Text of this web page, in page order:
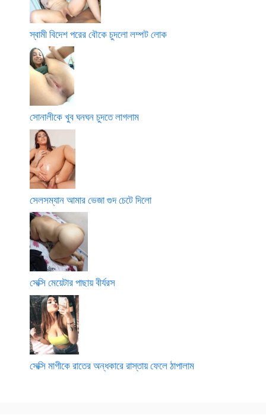
স্বামী বিদেশ পরের বৌকে চুদলো লম্পট লোক
সোনালীকে খুব ঘনঘন চুদতে লাগলাম
সেলসম্যান আমার ভেজা গুদ চেটে দিলো
সেক্সি মেয়েটার পাছায় বীর্যরস
সেক্সি মাগীকে রাতের অন্ধকারে রাস্তায় ফেলে ঠাপালাম